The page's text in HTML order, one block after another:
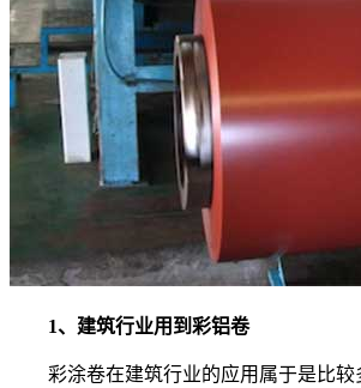
1、建筑行业用到彩铝卷
彩涂卷在建筑行业的应用属于是比